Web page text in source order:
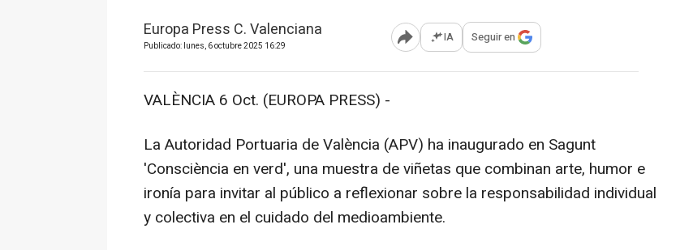
Europa Press C. Valenciana
Publicado: lunes, 6 octubre 2025 16:29 Abrir opciones para compartir
IA Seguir en
VALÈNCIA 6 Oct. (EUROPA PRESS) -
La Autoridad Portuaria de València (APV) ha inaugurado en Sagunt
'Consciència en verd', una muestra de viñetas que combinan arte, humor e
ironía para invitar al público a reflexionar sobre la responsabilidad individual
y colectiva en el cuidado del medioambiente.